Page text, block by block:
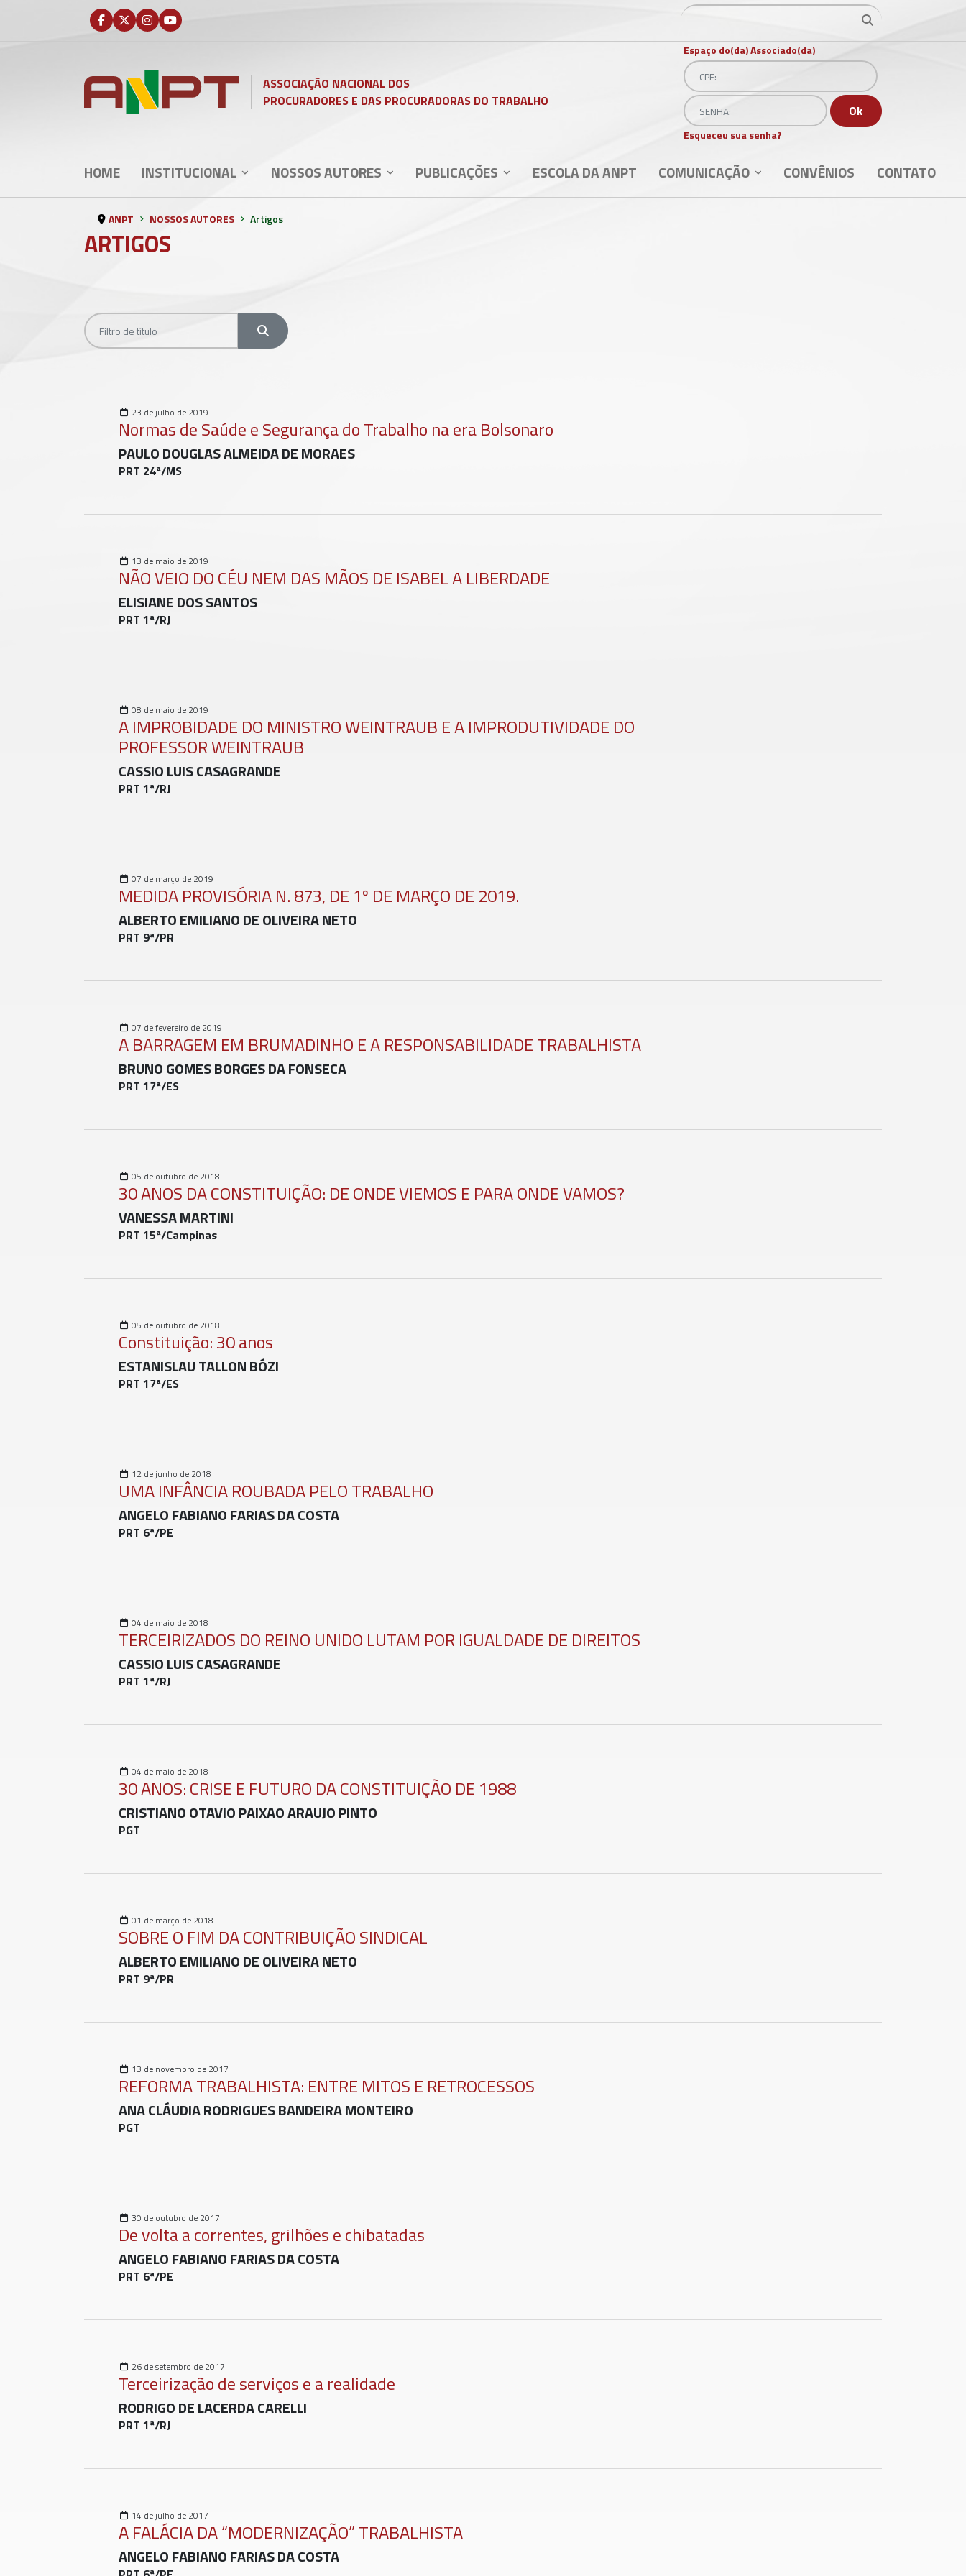
Ir para o resultado
ASSOCIAÇÃO NACIONAL DOS
PROCURADORES E DAS PROCURADORAS DO TRABALHO
Espaço do(da) Associado(da)
CPF:
Senha
Ok
Esqueceu sua senha?
HOME INSTITUCIONAL NOSSOS AUTORES PUBLICAÇÕES ESCOLA DA ANPT COMUNICAÇÃO CONVÊNIOS CONTATO
ARTIGOS
ANPT NOSSOS AUTORES Artigos
Filtros
Filtro de título
23 de julho de 2019
Normas de Saúde e Segurança do Trabalho na era Bolsonaro
PAULO DOUGLAS ALMEIDA DE MORAES
PRT 24ª/MS
13 de maio de 2019
NÃO VEIO DO CÉU NEM DAS MÃOS DE ISABEL A LIBERDADE
ELISIANE DOS SANTOS
PRT 1ª/RJ
08 de maio de 2019
A IMPROBIDADE DO MINISTRO WEINTRAUB E A IMPRODUTIVIDADE DO
PROFESSOR WEINTRAUB
CASSIO LUIS CASAGRANDE
PRT 1ª/RJ
07 de março de 2019
MEDIDA PROVISÓRIA N. 873, DE 1º DE MARÇO DE 2019.
ALBERTO EMILIANO DE OLIVEIRA NETO
PRT 9ª/PR
07 de fevereiro de 2019
A BARRAGEM EM BRUMADINHO E A RESPONSABILIDADE TRABALHISTA
BRUNO GOMES BORGES DA FONSECA
PRT 17ª/ES
05 de outubro de 2018
30 ANOS DA CONSTITUIÇÃO: DE ONDE VIEMOS E PARA ONDE VAMOS?
VANESSA MARTINI
PRT 15ª/Campinas
05 de outubro de 2018
Constituição: 30 anos
ESTANISLAU TALLON BÓZI
PRT 17ª/ES
12 de junho de 2018
UMA INFÂNCIA ROUBADA PELO TRABALHO
ANGELO FABIANO FARIAS DA COSTA
PRT 6ª/PE
04 de maio de 2018
TERCEIRIZADOS DO REINO UNIDO LUTAM POR IGUALDADE DE DIREITOS
CASSIO LUIS CASAGRANDE
PRT 1ª/RJ
04 de maio de 2018
30 ANOS: CRISE E FUTURO DA CONSTITUIÇÃO DE 1988
CRISTIANO OTAVIO PAIXAO ARAUJO PINTO
PGT
01 de março de 2018
SOBRE O FIM DA CONTRIBUIÇÃO SINDICAL
ALBERTO EMILIANO DE OLIVEIRA NETO
PRT 9ª/PR
13 de novembro de 2017
REFORMA TRABALHISTA: ENTRE MITOS E RETROCESSOS
ANA CLÁUDIA RODRIGUES BANDEIRA MONTEIRO
PGT
30 de outubro de 2017
De volta a correntes, grilhões e chibatadas
ANGELO FABIANO FARIAS DA COSTA
PRT 6ª/PE
26 de setembro de 2017
Terceirização de serviços e a realidade
RODRIGO DE LACERDA CARELLI
PRT 1ª/RJ
14 de julho de 2017
A FALÁCIA DA “MODERNIZAÇÃO” TRABALHISTA
ANGELO FABIANO FARIAS DA COSTA